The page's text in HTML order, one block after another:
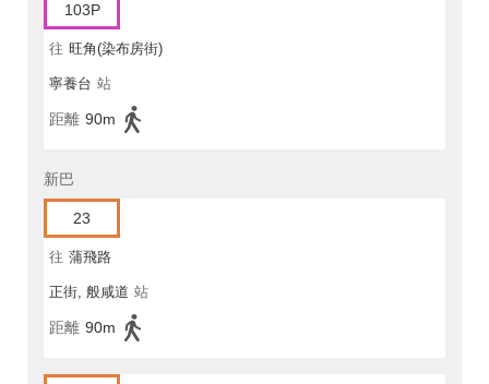
103P
往 旺角(染布房街)
寧養台 站
距離 90m
新巴
23
往 蒲飛路
正街, 般咸道 站
距離 90m